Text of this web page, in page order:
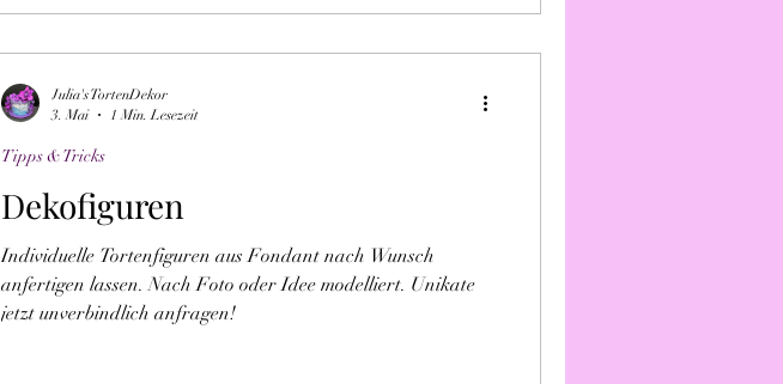
Ideal für Männergeburtstag, Vatertag, Grillparty oder als
der Wow-Effekt. Maße: ca. 15 cm Ø.
Dekofiguren
Individuelle Tortenfiguren aus Fondant nach Wunsch
anfertigen lassen. Nach Foto oder Idee modelliert. Unikate
jetzt unverbindlich anfragen!
Tipps & Tricks
Julia's TortenDekor
3. Mai
1 Min. Lesezeit